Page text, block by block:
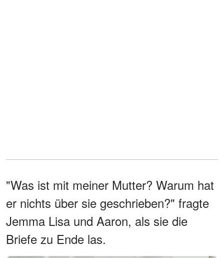
"Was ist mit meiner Mutter? Warum hat
er nichts über sie geschrieben?" fragte
Jemma Lisa und Aaron, als sie die
Briefe zu Ende las.